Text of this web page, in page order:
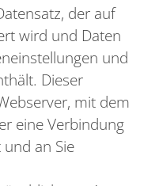
der auf
wird und Daten
und
Dieser
mit dem
eine Verbindung
an Sie